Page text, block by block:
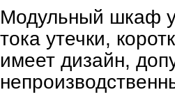
Модульный шкаф
тока утечки,
имеет дизайн,